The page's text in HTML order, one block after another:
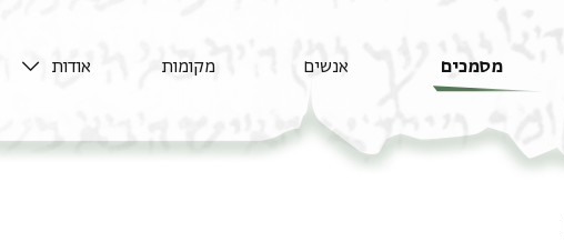
מסמכים אנשים מקומות אודות